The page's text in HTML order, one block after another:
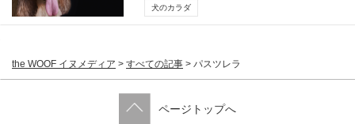
犬のカラダ
the WOOF イヌメディア > すべての記事 > パスツレラ
ページトップへ